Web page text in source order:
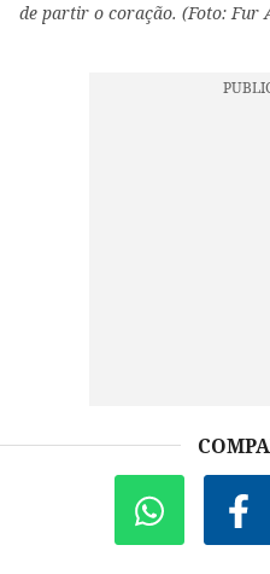
de partir o coração. (Foto: Fur